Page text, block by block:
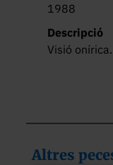
1988
Descripció
Visió onírica.
Altres